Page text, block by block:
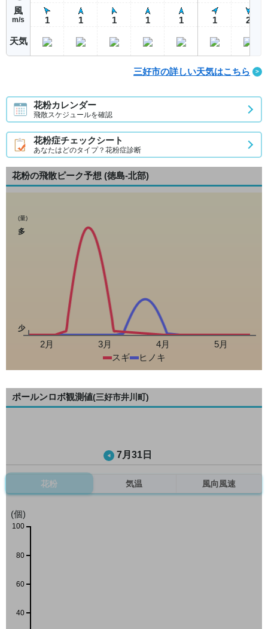
風
m/s
天気
1 1 1 1 1 1 2
三好市の詳しい天気はこちら
花粉カレンダー
飛散スケジュールを確認
花粉症チェックシート
あなたはどのタイプ？花粉症診断
花粉の飛散ピーク予想 (徳島-北部)
(量)
多
少
2月 3月 4月
5月
スギ
ヒノキ
ポールンロボ観測値(三好市井川町)
7月31日
花粉 気温 風向風速
(個)
40
60
80
100